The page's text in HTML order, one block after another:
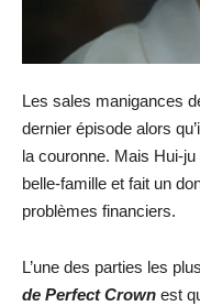
Les sales manigances
dernier épisode alors
la couronne. Mais Hui-
belle-famille et fait un
problèmes financiers.
L’une des parties les
de Perfect Crown est